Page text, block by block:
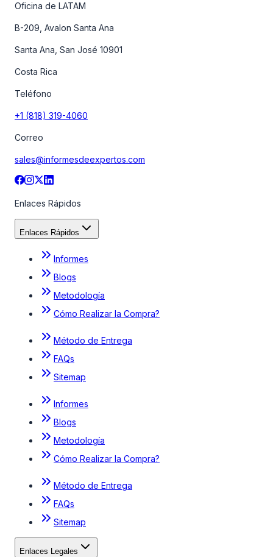
Oficina de LATAM
B-209, Avalon Santa Ana
Santa Ana, San José 10901
Costa Rica
Teléfono
+1 (818) 319-4060
Correo
sales@informesdeexpertos.com
Enlaces Rápidos
Enlaces Rápidos
Informes
Blogs
Metodología
Cómo Realizar la Compra?
Método de Entrega
FAQs
Sitemap
Informes
Blogs
Metodología
Cómo Realizar la Compra?
Método de Entrega
FAQs
Sitemap
Enlaces Legales